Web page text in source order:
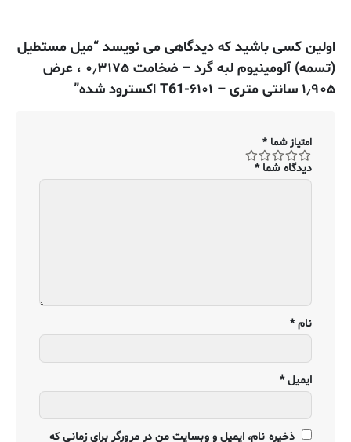
اولین کسی باشید که دیدگاهی می نویسد “میل مستطیل
(تسمه) آلومینیوم لبه گرد – ضخامت ۰٫۳۱۷۵ ، عرض
۱٫۹۰۵ سانتی متری – ۶۱۰۱-T61 اکسترود شده”
امتیاز شما *
دیدگاه شما*
نام*
ایمیل*
ذخیره نام، ایمیل و وبسایت من در مرورگر برای زمانی که